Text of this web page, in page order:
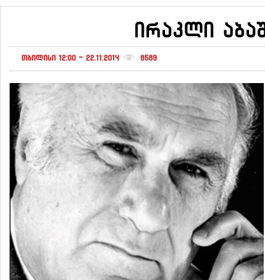
ირაკლი
თბილისი 12:00 - 22.11.2014 6589